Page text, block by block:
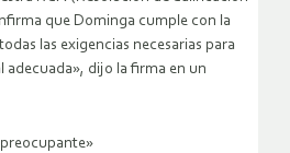
que Dominga cumple con la
las exigencias necesarias para
adecuada», dijo la firma en un